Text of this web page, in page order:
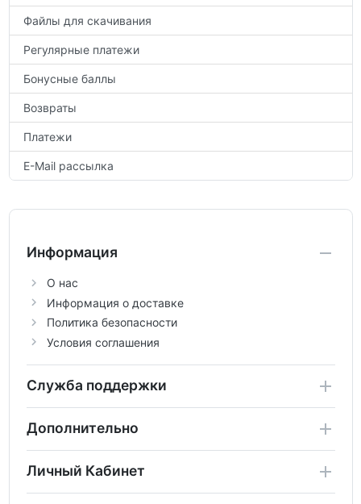
Файлы для скачивания
Регулярные платежи
Бонусные баллы
Возвраты
Платежи
E-Mail рассылка
Информация
О нас
Информация о доставке
Политика безопасности
Условия соглашения
Служба поддержки
Дополнительно
Личный Кабинет